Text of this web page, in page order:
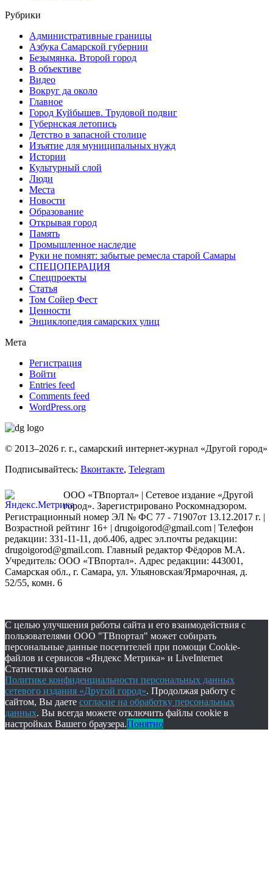
Рубрики
Административные границы
Азбука Самарской губернии
Безымянка. Второй город
В объективе
Видео
Вокруг да около
Главное
Город Куйбышев. Трудовой подвиг
Губернская летопись
Детство в запасной столице
Изъятие для муниципальных нужд
Истории
Культурный слой
Люди
Места
Новости
Образование
Открывая город
Память
Промышленное наследие
Руки не помнят: забытые ремесла старой Самары
СПЕЦОПЕРАЦИЯ
Спецпроекты
Статья
Том Сойер Фест
Ценности
Энциклопедия самарских улиц
Мета
Регистрация
Войти
Entries feed
Comments feed
WordPress.org
© 2013–2026 г. г., самарский интернет-журнал «Другой город»
Подписывайтесь: Вконтакте, Telegram
ООО «ТВпортал» | Сетевое издание «Другой
город». Зарегистрировано Роскомнадзором.
Регистрационный номер ЭЛ № ФС 77 - 71907от 13.12.2017 г. |
Возрастной рейтинг 16+ | drugoigorod@gmail.com | Телефон
редакции: 331-11-11, доб.406, адрес эл.почты редакции:
drugoigorod@gmail.com. Главный редактор Фёдоров М.А.
Учредитель: ООО «ТВпортал». Адрес редакции: 443001,
Самарская обл., г. Самара, ул. Ульяновская/Ярмарочная, д.
52/55, комн. 6
С целью улучшения работы сайта и его взаимодействия с
пользователями ООО "ТВпортал" может собирать
персональные данные посетителей при помощи Cookie-
файлов и сервисов «Яндекс Метрика» и LiveInternet
Статистика согласно
Политике конфиденциальности персональных данных
сетевого издания «Другой город». Продолжая работу с
сайтом, Вы даете согласие на обработку персональных
данных. Вы всегда можете отключить файлы cookie в
настройках Вашего браузера.Понятно